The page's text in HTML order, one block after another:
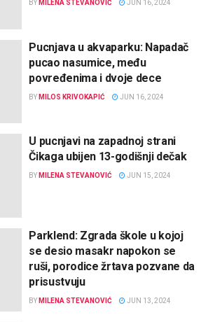
BY MILENA STEVANOVIĆ JUN 16, 2024
Pucnjava u akvaparku: Napadač
pucao nasumice, među
povređenima i dvoje dece
BY MILOS KRIVOKAPIĆ JUN 16, 2024
U pucnjavi na zapadnoj strani
Čikaga ubijen 13-godišnji dečak
BY MILENA STEVANOVIĆ JUN 15, 2024
Parklend: Zgrada škole u kojoj
se desio masakr napokon se
ruši, porodice žrtava pozvane da
prisustvuju
BY MILENA STEVANOVIĆ JUN 13, 2024